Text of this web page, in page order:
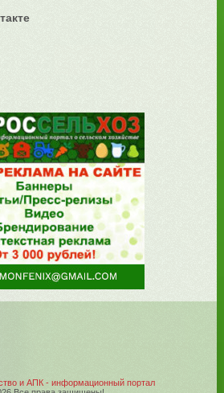
и АПК - информационный портал